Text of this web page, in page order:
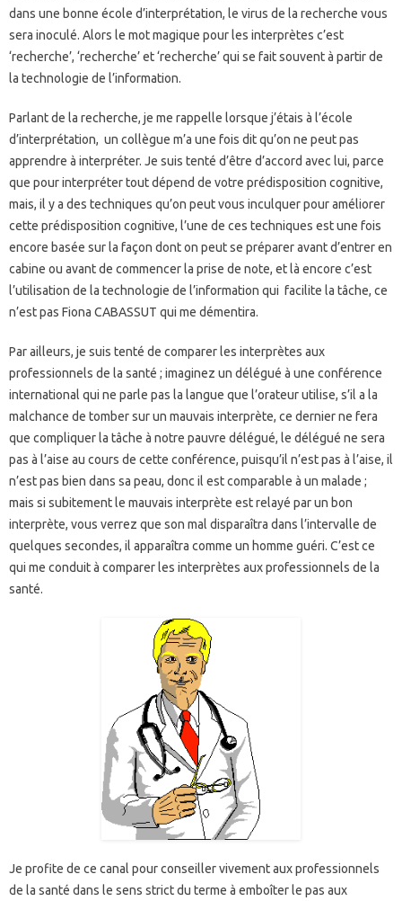
dans une bonne école d’interprétation, le virus de la recherche vous
sera inoculé. Alors le mot magique pour les interprètes c’est
‘recherche’, ‘recherche’ et ‘recherche’ qui se fait souvent à partir de
la technologie de l’information.
Parlant de la recherche, je me rappelle lorsque j’étais à l’école
d’interprétation, un collègue m’a une fois dit qu’on ne peut pas
apprendre à interpréter. Je suis tenté d’être d’accord avec lui, parce
que pour interpréter tout dépend de votre prédisposition cognitive,
mais, il y a des techniques qu’on peut vous inculquer pour améliorer
cette prédisposition cognitive, l’une de ces techniques est une fois
encore basée sur la façon dont on peut se préparer avant d’entrer en
cabine ou avant de commencer la prise de note, et là encore c’est
l’utilisation de la technologie de l’information qui facilite la tâche, ce
n’est pas Fiona CABASSUT qui me démentira.
Par ailleurs, je suis tenté de comparer les interprètes aux
professionnels de la santé ; imaginez un délégué à une conférence
international qui ne parle pas la langue que l’orateur utilise, s’il a la
malchance de tomber sur un mauvais interprète, ce dernier ne fera
que compliquer la tâche à notre pauvre délégué, le délégué ne sera
pas à l’aise au cours de cette conférence, puisqu’il n’est pas à l’aise, il
n’est pas bien dans sa peau, donc il est comparable à un malade ;
mais si subitement le mauvais interprète est relayé par un bon
interprète, vous verrez que son mal disparaîtra dans l’intervalle de
quelques secondes, il apparaîtra comme un homme guéri. C’est ce
qui me conduit à comparer les interprètes aux professionnels de la
santé.
Je profite de ce canal pour conseiller vivement aux professionnels
de la santé dans le sens strict du terme à emboîter le pas aux